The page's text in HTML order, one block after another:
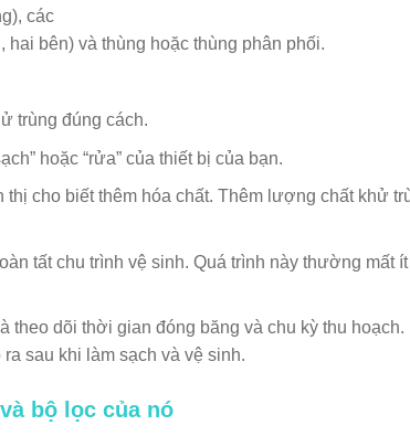
các
bên) và thùng hoặc thùng phân phối.
trùng đúng cách.
hoặc “rửa” của thiết bị của bạn.
cho biết thêm hóa chất. Thêm lượng chất khử
tất chu trình vệ sinh. Quá trình này thường mất ít
theo dõi thời gian đóng băng và chu kỳ thu hoạch.
sau khi làm sạch và vệ sinh.
bộ lọc của nó